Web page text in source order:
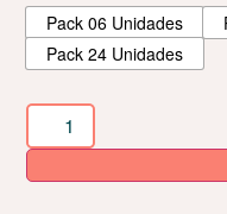
Pack 06 Unidades
Pack 24 Unidades